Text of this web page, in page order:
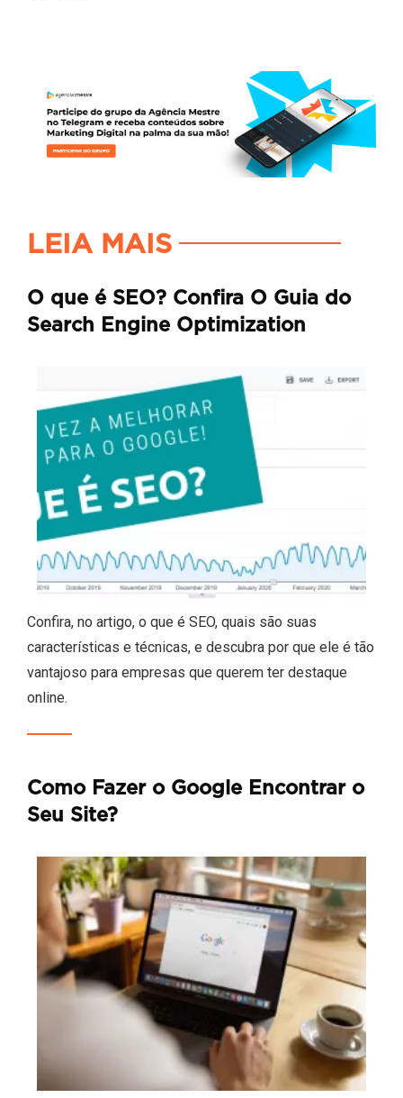
LEIA MAIS
O que é SEO? Confira O Guia do
Search Engine Optimization
Confira, no artigo, o que é SEO, quais são suas
características e técnicas, e descubra por que ele é tão
vantajoso para empresas que querem ter destaque
online.
Como Fazer o Google Encontrar o
Seu Site?